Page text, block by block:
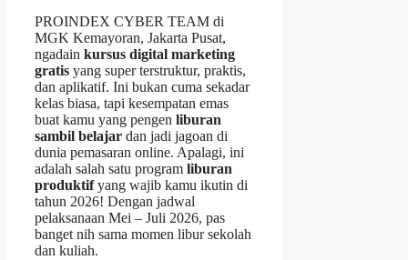
PROINDEX CYBER TEAM di
MGK Kemayoran, Jakarta Pusat,
ngadain kursus digital marketing
gratis yang super terstruktur, praktis,
dan aplikatif. Ini bukan cuma sekadar
kelas biasa, tapi kesempatan emas
buat kamu yang pengen liburan
sambil belajar dan jadi jagoan di
dunia pemasaran online. Apalagi, ini
adalah salah satu program liburan
produktifyang wajib kamu ikutin di
tahun 2026! Dengan jadwal
pelaksanaan Mei – Juli 2026, pas
banget nih sama momen libur sekolah
dan kuliah.